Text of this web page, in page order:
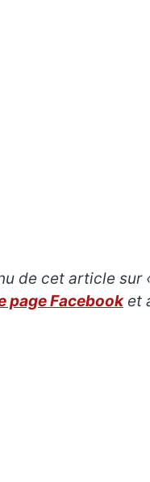
de cet article sur
page Facebooket